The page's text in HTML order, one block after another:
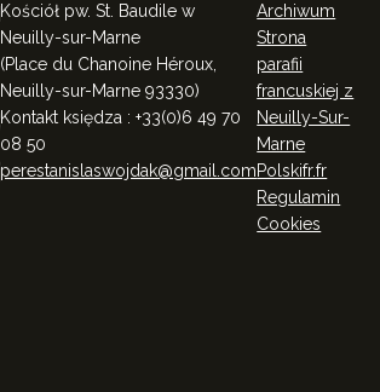
Kościół pw. St. Baudile w
Neuilly-sur-Marne
(Place du Chanoine Héroux,
Neuilly-sur-Marne 93330)
Kontakt księdza : +33(0)6 49 70
08 50
perestanislaswojdak@gmail.com
Archiwum
Strona
parafii
francuskiej z
Neuilly-Sur-
Marne
Polskifr.fr
Regulamin
Cookies